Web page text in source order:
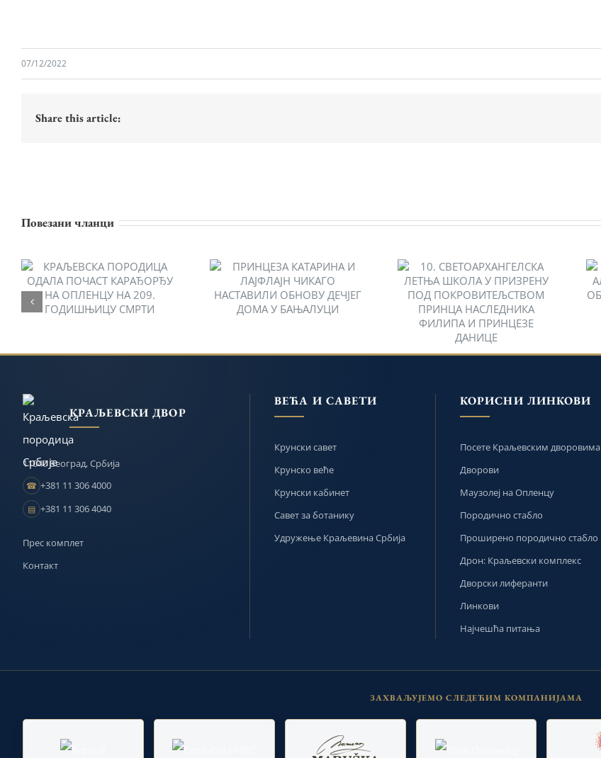
07/12/2022
Share this article:
Повезани чланци
ОДАЛА ПОЧАСТ
КАРАЂОРЂУ НА
ОПЛЕНЦУ НА 209.
И ЛАЈФЛАЈН ЧИКАГО
НАСТАВИЛИ ОБНОВУ
ДЕЧЈЕГ ДОМА У
ЛЕТЊА ШКОЛА У
ПРИЗРЕНУ ПОД
ПОКРОВИТЕЉСТВОМ
ПРИНЦА НАСЛЕДНИКА
ФИЛИПА И ПРИНЦЕЗЕ
ДАНИЦЕ
КРАЉЕВСКИ ДВОР
11040 Београд, Србија
☎ +381 11 306 4000
▤ +381 11 306 4040
Прес комплет
Контакт
ВЕЋА И САВЕТИ
Крунски савет
Крунско веће
Крунски кабинет
Савет за ботанику
Удружење Краљевина Србија
КОРИСНИ ЛИНКОВИ
Посете Краљевским дворовима
Дворови
Маузолеј на Опленцу
Породично стабло
Проширено породично стабло
Дрон: Краљевски комплекс
Дворски лиферанти
Линкови
Најчешћа питања
ЗАХВАЉУЈЕМО СЛЕДЕЋИМ КОМПАНИЈАМА